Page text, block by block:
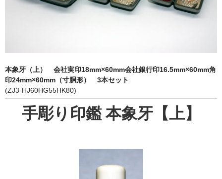
印鑑の書体
印鑑ケース
お客様の声
ご利用案内
お問い合わせ
本象牙（上） 会社実印18mm×60mm会社銀行印16.5mm×60mm角
印24mm×60mm（寸胴形） 3本セット
(ZJ3-HJ60HG55HK80)
手彫り印鑑 本象牙【上】